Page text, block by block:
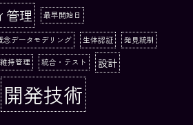
管理 最早開始日
念データモデリング 生体認証 発見統制
持管理 統合・テスト 設計
開発技術